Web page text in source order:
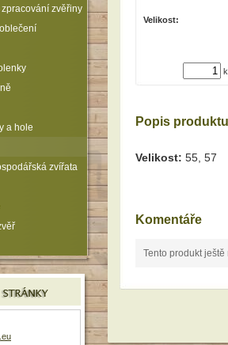
Velikost:
Popis produktu
Velikost: 55, 57
Komentáře
Tento produkt
zvěřiny
a hole
zvířata